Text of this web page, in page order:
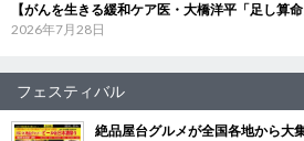
【がんを生きる緩和ケア医・大橋洋平「足し算
2026年7月28日
フェスティバル
絶品屋台グルメが全国各地から大